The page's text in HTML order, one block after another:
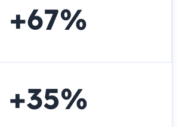
+67%
+35%